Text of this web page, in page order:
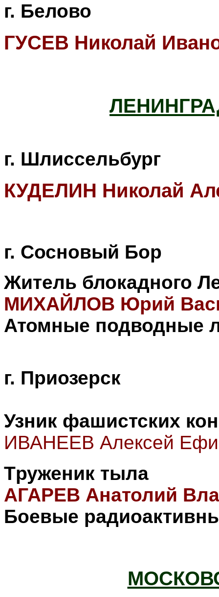
г. Белово
ГУСЕВ Николай
г. Шлиссельбург
КУДЕЛИН Николай
г. Сосновый Бор
Житель блокадного
МИХАЙЛОВ Юрий
Атомные подводные
г. Приозерск
Узник фашистских
ИВАНЕЕВ Алексей
Труженик тыла
АГАРЕВ Анатолий
Боевые